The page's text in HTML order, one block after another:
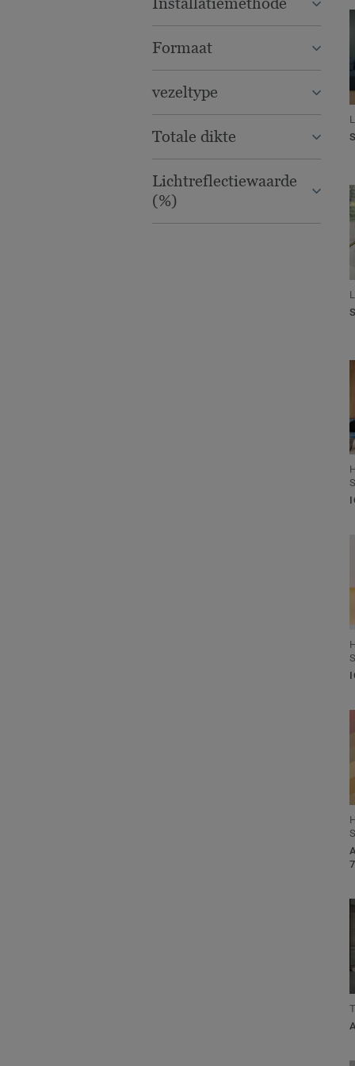
Formaat
vezeltype
Totale dikte
Lichtreflectiewaarde
(%)